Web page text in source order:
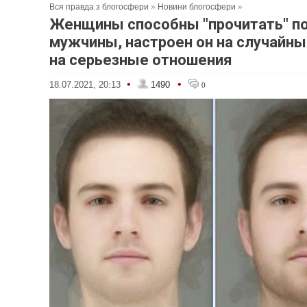
Вся правда з блогосфери » Новини блогосфери »
Женщины способны "прочитать"
мужчины, настроен он на
на серьезные отношения
18.07.2021, 20:13 • 1490 • 0